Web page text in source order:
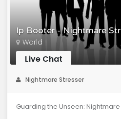
Ip Booter - Nightmare
World
Live Chat
Nightmare Stresser
Guarding the Unseen: